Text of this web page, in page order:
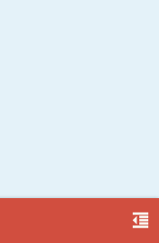
format_indent_decrease